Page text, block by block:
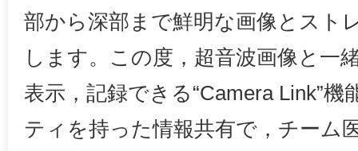
部から深部まで鮮明な画像とスト
します。この度，超音波画像と一
表示，記録できる“Camera Link”
ティを持った情報共有で，チーム